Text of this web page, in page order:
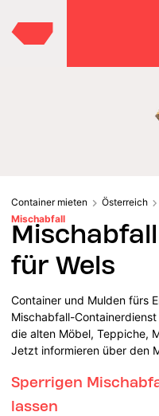
Container mieten Österreich
Mischabfall
für Wels
Container und Mulden fürs
Mischabfall-
die alten Möbel, Teppiche,
Jetzt informieren über den
Sperrigen
lassen